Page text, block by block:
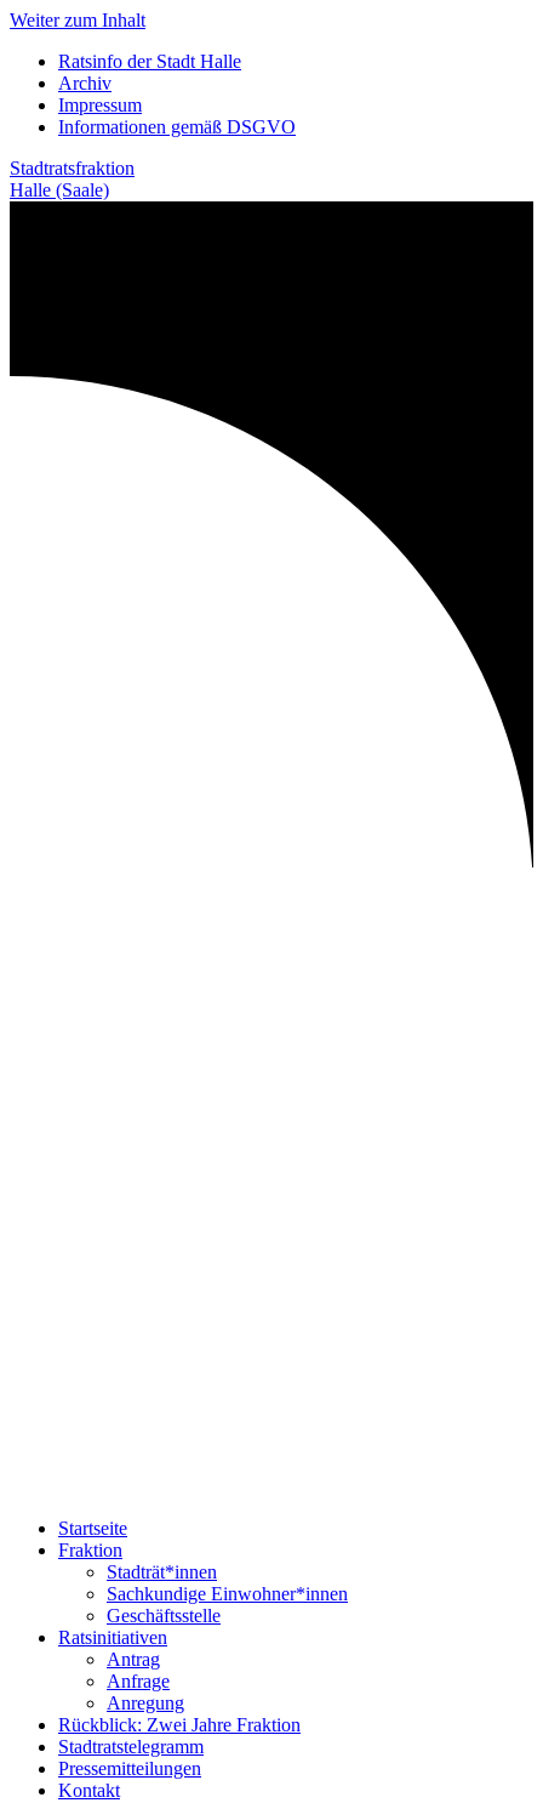
Weiter zum Inhalt
Ratsinfo der Stadt Halle
Archiv
Impressum
Informationen gemäß DSGVO
Stadtratsfraktion
Halle (Saale)
Startseite
Fraktion
Stadträt*innen
Sachkundige Einwohner*innen
Geschäftsstelle
Ratsinitiativen
Antrag
Anfrage
Anregung
Rückblick: Zwei Jahre Fraktion
Stadtratstelegramm
Pressemitteilungen
Kontakt